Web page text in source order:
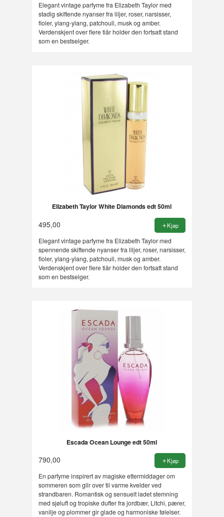
Elegant vintage parfyme fra Elizabeth Taylor med
stadig skiftende nyanser fra liljer, roser, narsisser,
fioler, ylang-ylang, patchouli, musk og amber.
Verdenskjent over flere tiår holder den fortsatt stand
som en bestselger.
Elizabeth Taylor White Diamonds edt 50ml
495,00 Kjøp
Elegant vintage parfyme fra Elizabeth Taylor med
spennende skiftende nyanser fra liljer, roser, narsisser,
fioler, ylang-ylang, patchouli, musk og amber.
Verdenskjent over flere tiår holder den fortsatt stand
som en bestselger.
Escada Ocean Lounge edt 50ml
790,00 Kjøp
En parfyme inspirert av magiske ettermiddager om
sommeren som glir over til varme kvelder ved
strandbaren. Romantisk og sensuelt ladet stemning
med sjøluft og tropiske dufter fra jordbær, Litchi, pærer,
vanilje og plommer gir glade og harmoniske følelser.